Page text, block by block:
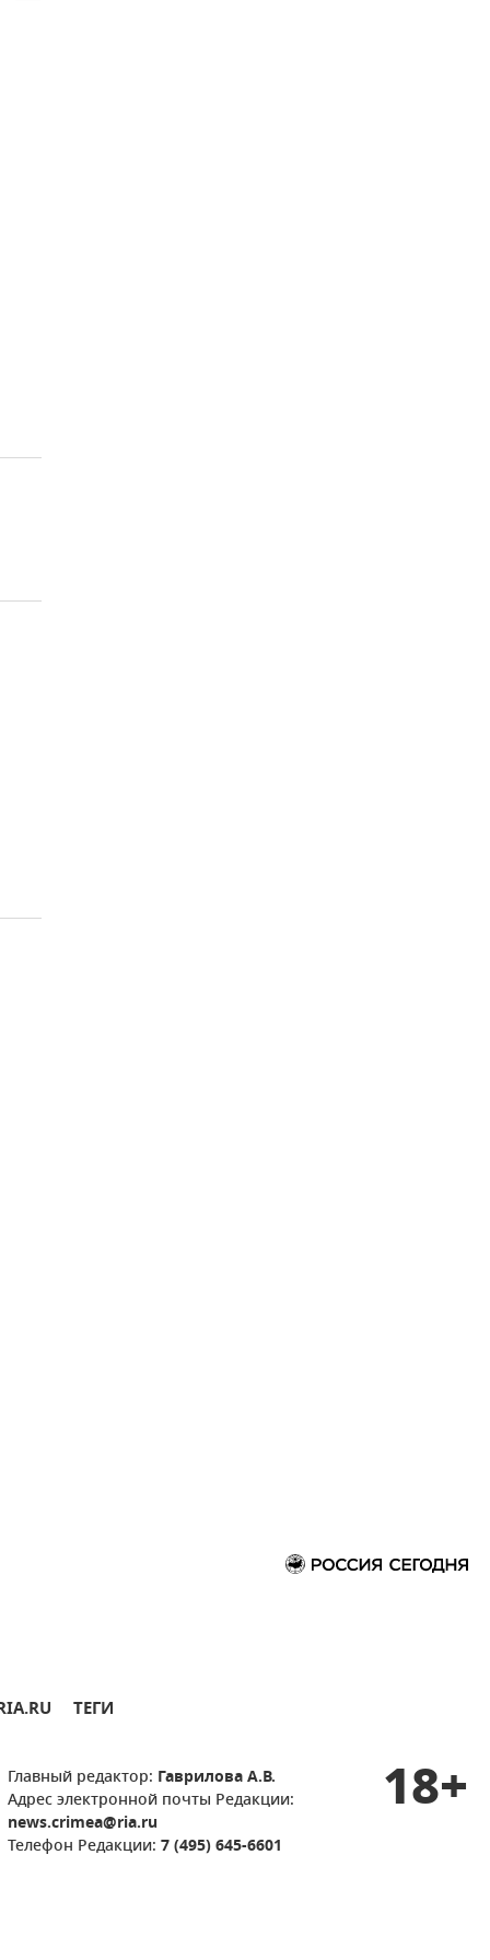
ТЕГИ
Главный редактор: Гаврилова А.В.
Адрес электронной почты Редакции:
news.crimea@ria.ru
Телефон Редакции: 7 (495) 645-6601
18+